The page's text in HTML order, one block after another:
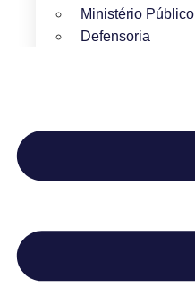
Ministério Público
Defensoria